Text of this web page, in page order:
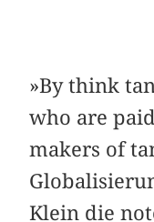
»By think
who are
makers of
Klein die